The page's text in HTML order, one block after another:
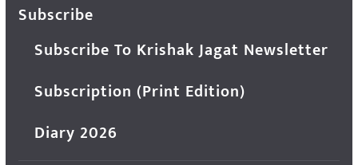
Subscribe
Subscribe To Krishak Jagat Newsletter
Subscription (Print Edition)
Diary 2026